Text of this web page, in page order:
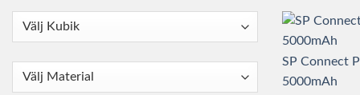
SP Connect
5000mAh